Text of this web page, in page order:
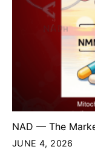
NAD — The
JUNE 4, 2026